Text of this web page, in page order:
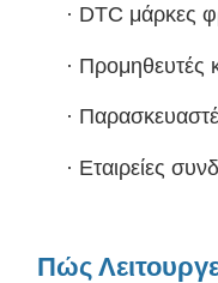
· DTC μάρκες
· Προμηθευτές
·
· Εταιρείες
Πώς